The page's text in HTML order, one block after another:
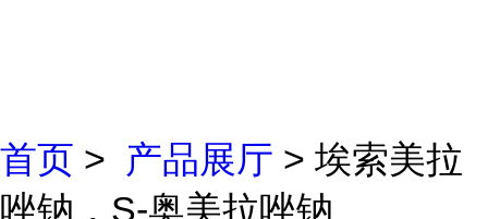
首页 > 产品展厅 > 埃索美拉
唑钠，S-奥美拉唑钠